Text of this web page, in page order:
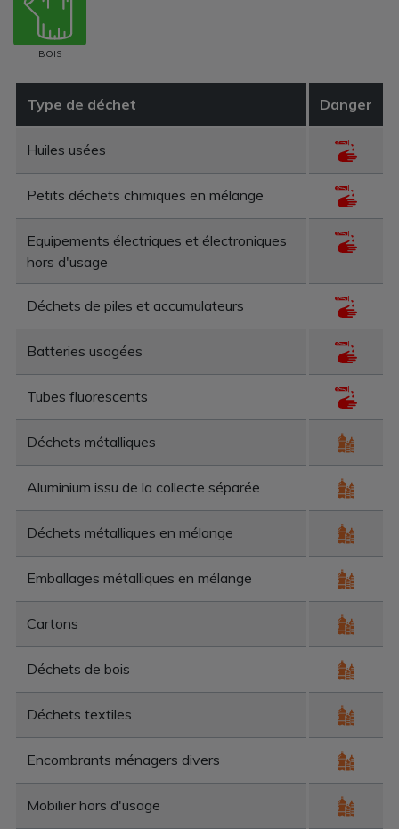
BOIS
Type de déchet Danger
Huiles usées
Petits déchets chimiques en mélange
Equipements électriques et électroniques
hors d'usage
Déchets de piles et accumulateurs
Batteries usagées
Tubes fluorescents
Déchets métalliques
Aluminium issu de la collecte séparée
Déchets métalliques en mélange
Emballages métalliques en mélange
Cartons
Déchets de bois
Déchets textiles
Encombrants ménagers divers
Mobilier hors d'usage